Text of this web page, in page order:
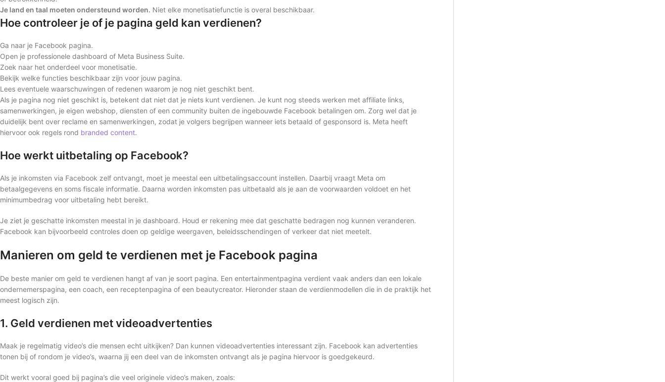
Je land en taal moeten ondersteund worden. Niet elke monetisatiefunctie is overal beschikbaar.
Hoe controleer je of je pagina geld kan verdienen?
Ga naar je Facebook pagina.
Open je professionele dashboard of Meta Business Suite.
Zoek naar het onderdeel voor monetisatie.
Bekijk welke functies beschikbaar zijn voor jouw pagina.
Lees eventuele waarschuwingen of redenen waarom je nog niet geschikt bent.
Als je pagina nog niet geschikt is, betekent dat niet dat je niets kunt verdienen. Je kunt nog steeds werken met affiliate links,
samenwerkingen, je eigen webshop, diensten of een community buiten de ingebouwde Facebook betalingen om. Zorg wel dat je
duidelijk bent over reclame en samenwerkingen, zodat je volgers begrijpen wanneer iets betaald of gesponsord is. Meta heeft
hiervoor ook regels rond branded content.
Hoe werkt uitbetaling op Facebook?
Als je inkomsten via Facebook zelf ontvangt, moet je meestal een uitbetalingsaccount instellen. Daarbij vraagt Meta om
betaalgegevens en soms fiscale informatie. Daarna worden inkomsten pas uitbetaald als je aan de voorwaarden voldoet en het
minimumbedrag voor uitbetaling hebt bereikt.
Je ziet je geschatte inkomsten meestal in je dashboard. Houd er rekening mee dat geschatte bedragen nog kunnen veranderen.
Facebook kan bijvoorbeeld controles doen op geldige weergaven, beleidsschendingen of verkeer dat niet meetelt.
Manieren om geld te verdienen met je Facebook pagina
De beste manier om geld te verdienen hangt af van je soort pagina. Een entertainmentpagina verdient vaak anders dan een lokale
ondernemerspagina, een coach, een receptenpagina of een beautycreator. Hieronder staan de verdienmodellen die in de praktijk het
meest logisch zijn.
1. Geld verdienen met videoadvertenties
Maak je regelmatig video’s die mensen echt uitkijken? Dan kunnen videoadvertenties interessant zijn. Facebook kan advertenties
tonen bij of rondom je video’s, waarna jij een deel van de inkomsten ontvangt als je pagina hiervoor is goedgekeurd.
Dit werkt vooral goed bij pagina’s die veel originele video’s maken, zoals: